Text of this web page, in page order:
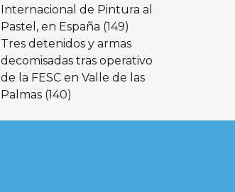
Internacional de Pintura al
Pastel, en España (149)
Tres detenidos y armas
decomisadas tras operativo
de la FESC en Valle de las
Palmas (140)